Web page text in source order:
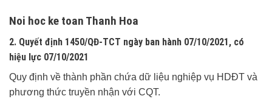
Noi hoc ke toan Thanh Hoa
2. Quyết định 1450/QĐ-TCT ngày ban hành 07/10/2021, có
hiệu lực 07/10/2021
Quy định về thành phần chứa dữ liệu nghiệp vụ HDĐT và
phương thức truyền nhận với CQT.